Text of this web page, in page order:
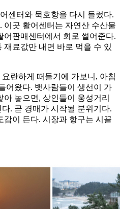
센터와 묵호항을 다시 들렀다.
이곳 활어센터는 자연산 수산물
어판매센터에서 회로 썰어준다.
료값만 내면 바로 먹을 수 있
란하게 떠들기에 가보니, 아침
어왔다. 뱃사람들이 생선이 가
놓으면, 상인들이 웅성거리
. 곧 경매가 시작될 분위기다.
감이 든다. 시장과 항구는 시끌